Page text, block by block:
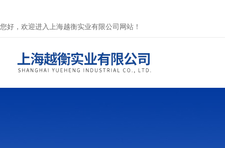
您好，欢迎进入上海越衡实业有限公司网站！